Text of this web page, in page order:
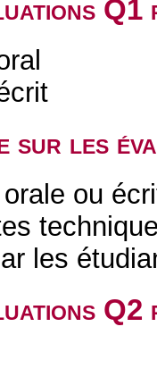
sur les
ou
les